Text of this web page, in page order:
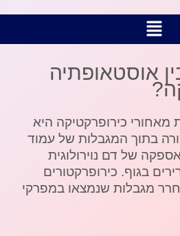
אוסטאופתיה
מאחורי כירופרקטיקה היא
בתוך המגבלות של עמוד
של דם נוירולוגית
בגוף. כירופרקטורים
מגבלות שנמצאו במפרקי